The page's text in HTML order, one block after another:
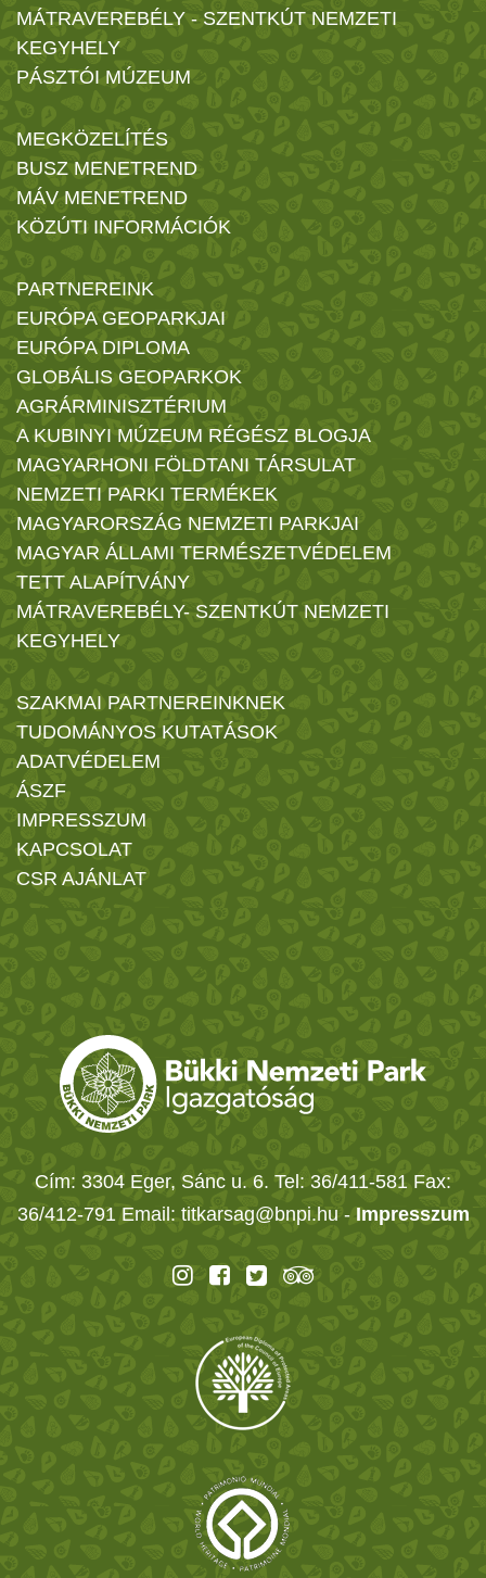
MÁTRAVEREBÉLY - SZENTKÚT NEMZETI
KEGYHELY
PÁSZTÓI MÚZEUM
MEGKÖZELÍTÉS
BUSZ MENETREND
MÁV MENETREND
KÖZÚTI INFORMÁCIÓK
PARTNEREINK
EURÓPA GEOPARKJAI
EURÓPA DIPLOMA
GLOBÁLIS GEOPARKOK
AGRÁRMINISZTÉRIUM
A KUBINYI MÚZEUM RÉGÉSZ BLOGJA
MAGYARHONI FÖLDTANI TÁRSULAT
NEMZETI PARKI TERMÉKEK
MAGYARORSZÁG NEMZETI PARKJAI
MAGYAR ÁLLAMI TERMÉSZETVÉDELEM
TETT ALAPÍTVÁNY
MÁTRAVEREBÉLY- SZENTKÚT NEMZETI
KEGYHELY
SZAKMAI PARTNEREINKNEK
TUDOMÁNYOS KUTATÁSOK
ADATVÉDELEM
ÁSZF
IMPRESSZUM
KAPCSOLAT
CSR AJÁNLAT
Cím: 3304 Eger, Sánc u. 6. Tel: 36/411-581 Fax:
36/412-791 Email: titkarsag@bnpi.hu - Impresszum